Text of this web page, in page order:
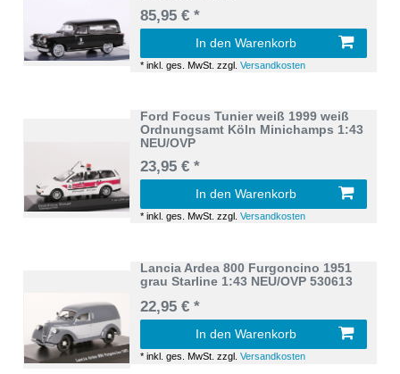
85,95 € *
In den Warenkorb
*inkl. ges. MwSt. zzgl.Versandkosten
Ford Focus Tunier weiß 1999 weiß
Ordnungsamt Köln Minichamps 1:43
NEU/OVP
23,95 € *
In den Warenkorb
*inkl. ges. MwSt. zzgl.Versandkosten
Lancia Ardea 800 Furgoncino 1951
grau Starline 1:43 NEU/OVP 530613
22,95 € *
In den Warenkorb
*inkl. ges. MwSt. zzgl.Versandkosten